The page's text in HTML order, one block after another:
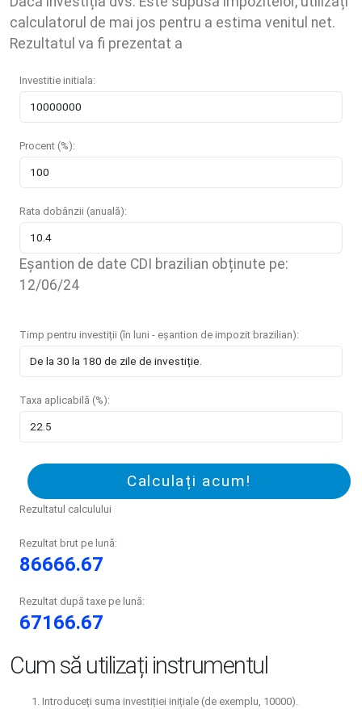
calculatorul de mai jos pentru a estima venitul net.
Rezultatul va fi prezentat a
Investitie initiala:
Procent (%):
Rata dobânzii (anuală):
Eșantion de date CDI brazilian obținute pe:
12/06/24
Timp pentru investiții (în luni - eșantion de impozit brazilian):
Taxa aplicabilă (%):
Calculați acum!
Rezultatul calculului
Rezultat brut pe lună:
86666.67
Rezultat după taxe pe lună:
67166.67
Cum să utilizați instrumentul
Introduceți suma investiției inițiale (de exemplu, 10000).